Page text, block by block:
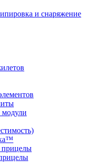
и снаряжение
прицелы